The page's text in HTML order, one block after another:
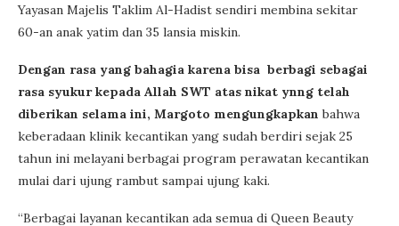
Yayasan Majelis Taklim Al-Hadist sendiri membina sekitar
60-an anak yatim dan 35 lansia miskin.
Dengan rasa yang bahagia karena bisa berbagi sebagai
rasa syukur kepada Allah SWT atas nikat ynng telah
diberikan selama ini, Margoto mengungkapkanbahwa
keberadaan klinik kecantikan yang sudah berdiri sejak 25
tahun ini melayani berbagai program perawatan kecantikan
mulai dari ujung rambut sampai ujung kaki.
“Berbagai layanan kecantikan ada semua di Queen Beauty